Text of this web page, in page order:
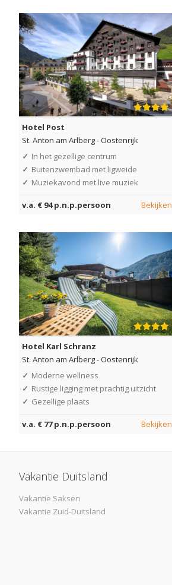
Hotel Post
St. Anton am Arlberg-Oostenrijk
✓ In het gezellige centrum
✓ Buitenzwembad met ligweide
✓ Muziekavond met live muziek
v.a. € 94 p.n.p.persoon Bekijken
Hotel Karl Schranz
St. Anton am Arlberg-Oostenrijk
✓ Moderne wellness
✓ Rustige ligging met prachtig uitzicht
✓ Gezellige plaats
v.a. € 77 p.n.p.persoon Bekijken
Vakantie Duitsland
Vakantie Saksen
Vakantie Zuid-Duitsland